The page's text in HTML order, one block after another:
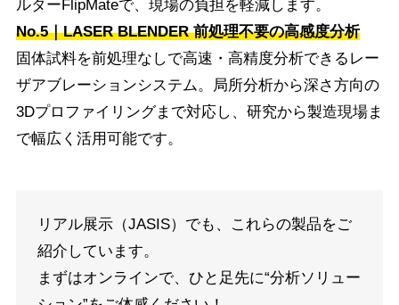
ルターFlipMateで、現場の負担を軽減します。
No.5｜LASER BLENDER 前処理不要の高感度分析
固体試料を前処理なしで高速・高精度分析できるレー
ザアブレーションシステム。局所分析から深さ方向の
3Dプロファイリングまで対応し、研究から製造現場ま
で幅広く活用可能です。
リアル展示（JASIS）でも、これらの製品をご
紹介しています。
まずはオンラインで、ひと足先に“分析ソリュー